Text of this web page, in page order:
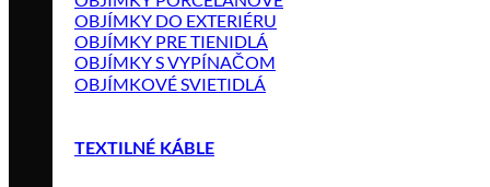
OBJÍMKY DO EXTERIÉRU
OBJÍMKY PRE TIENIDLÁ
OBJÍMKY S VYPÍNAČOM
OBJÍMKOVÉ SVIETIDLÁ
TEXTILNÉ KÁBLE